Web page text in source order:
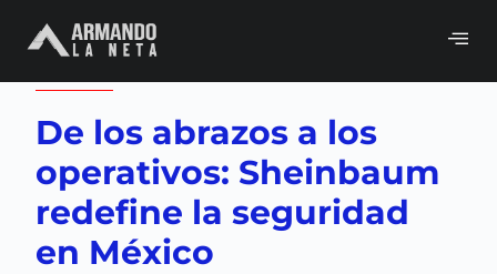
Volver a Blog
De los abrazos a los
operativos: Sheinbaum
redefine la seguridad
en México